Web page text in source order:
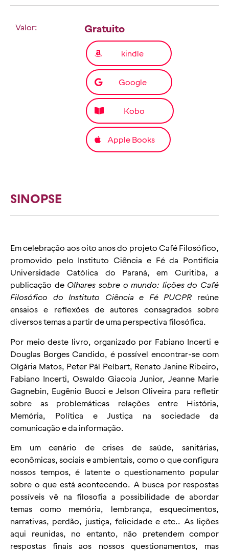
Valor: Gratuito
kindle
Google
Kobo
Apple Books
SINOPSE
Em celebração aos oito anos do projeto Café Filosófico,
promovido pelo Instituto Ciência e Fé da Pontifícia
Universidade Católica do Paraná, em Curitiba, a
publicação de Olhares sobre o mundo: lições do Café
Filosófico do Instituto Ciência e Fé PUCPR reúne
ensaios e reflexões de autores consagrados sobre
diversos temas a partir de uma perspectiva filosófica.
Por meio deste livro, organizado por Fabiano Incerti e
Douglas Borges Candido, é possível encontrar-se com
Olgária Matos, Peter Pál Pelbart, Renato Janine Ribeiro,
Fabiano Incerti, Oswaldo Giacoia Junior, Jeanne Marie
Gagnebin, Eugênio Bucci e Jelson Oliveira para refletir
sobre as problemáticas relações entre História,
Memória, Política e Justiça na sociedade da
comunicação e da informação.
Em um cenário de crises de saúde, sanitárias,
econômicas, sociais e ambientais, como o que configura
nossos tempos, é latente o questionamento popular
sobre o que está acontecendo. A busca por respostas
possíveis vê na filosofia a possibilidade de abordar
temas como memória, lembrança, esquecimentos,
narrativas, perdão, justiça, felicidade e etc.. As lições
aqui reunidas, no entanto, não pretendem compor
respostas finais aos nossos questionamentos, mas